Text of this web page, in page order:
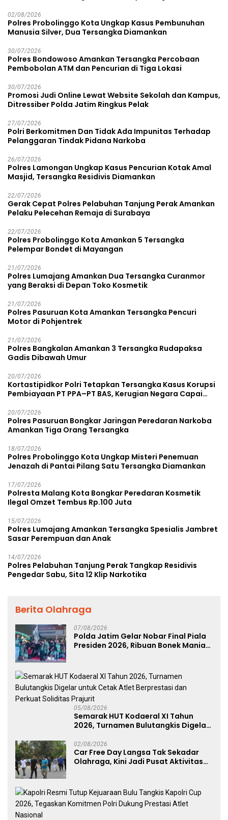
02/08/2026
Polres Probolinggo Kota Ungkap Kasus Pembunuhan
Manusia Silver, Dua Tersangka Diamankan
30/07/2026
Polres Bondowoso Amankan Tersangka Percobaan
Pembobolan ATM dan Pencurian di Tiga Lokasi
30/07/2026
Promosi Judi Online Lewat Website Sekolah dan Kampus,
Ditressiber Polda Jatim Ringkus Pelak
27/07/2026
Polri Berkomitmen Dan Tidak Ada Impunitas Terhadap
Pelanggaran Tindak Pidana Narkoba
26/07/2026
Polres Lamongan Ungkap Kasus Pencurian Kotak Amal
Masjid, Tersangka Residivis Diamankan
22/07/2026
Gerak Cepat Polres Pelabuhan Tanjung Perak Amankan
Pelaku Pelecehan Remaja di Surabaya
22/07/2026
Polres Probolinggo Kota Amankan 5 Tersangka
Pelempar Bondet di Mayangan
21/07/2026
Polres Lumajang Amankan Dua Tersangka Curanmor
yang Beraksi di Depan Toko Kosmetik
21/07/2026
Polres Pasuruan Kota Amankan Tersangka Pencuri
Motor di Pohjentrek
21/07/2026
Polres Bangkalan Amankan 3 Tersangka Rudapaksa
Gadis Dibawah Umur
20/07/2026
Kortastipidkor Polri Tetapkan Tersangka Kasus Korupsi
Pembiayaan PT PPA–PT BAS, Kerugian Negara Capai
20/07/2026
Polres Pasuruan Bongkar Jaringan Peredaran Narkoba
Amankan Tiga Orang Tersangka
18/07/2026
Polres Probolinggo Kota Ungkap Misteri Penemuan
Jenazah di Pantai Pilang Satu Tersangka Diamankan
17/07/2026
Polresta Malang Kota Bongkar Peredaran Kosmetik
Ilegal Omzet Tembus Rp.100 Juta
15/07/2026
Polres Lumajang Amankan Tersangka Spesialis Jambret
Sasar Perempuan dan Anak
14/07/2026
Polres Pelabuhan Tanjung Perak Tangkap Residivis
Pengedar Sabu, Sita 12 Klip Narkotika
Berita Olahraga
07/08/2026
Polda Jatim Gelar Nobar Final Piala
Presiden 2026, Ribuan Bonek Mania
05/08/2026
Semarak HUT Kodaeral XI Tahun
2026, Turnamen Bulutangkis Digelar
Perkuat Soliditas Prajurit
02/08/2026
Car Free Day Langsa Tak Sekadar
Olahraga, Kini Jadi Pusat Aktivitas